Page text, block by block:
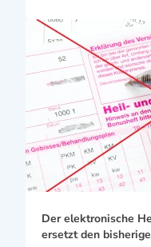
Der elektronische
ersetzt den